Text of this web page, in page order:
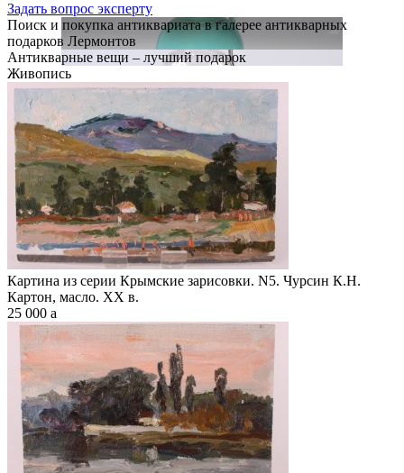
Задать вопрос эксперту
Поиск и покупка антиквариата в галерее антикварных
подарков Лермонтов
Антикварные вещи – лучший подарок
Живопись
Картина из серии Крымские зарисовки. N5. Чурсин К.Н.
Картон, масло. XX в.
25 000 a